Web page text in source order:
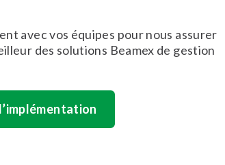
avec vos équipes pour nous assurer
des solutions Beamex de gestion